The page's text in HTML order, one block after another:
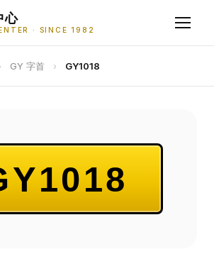
心
· SINCE 1982
GY 字首 › GY1018